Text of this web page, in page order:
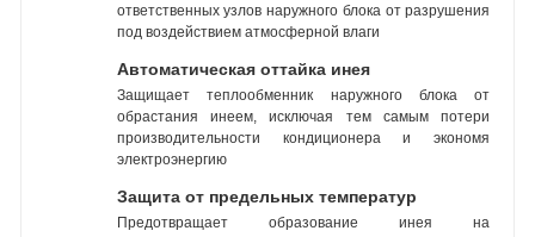
ответственных узлов наружного блока от разрушения
под воздействием атмосферной влаги
Автоматическая оттайка инея
Защищает теплообменник наружного блока от
обрастания инеем, исключая тем самым потери
производительности кондиционера и экономя
электроэнергию
Защита от предельных температур
Предотвращает образование инея на